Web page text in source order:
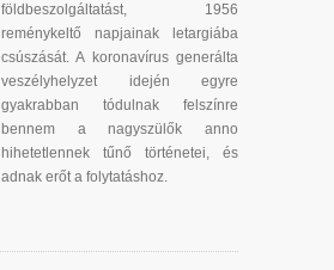
földbeszolgáltatást, 1956
reménykeltő napjainak letargiába
csúszását. A koronavírus generálta
veszélyhelyzet idején egyre
gyakrabban tódulnak felszínre
bennem a nagyszülők anno
hihetetlennek tűnő történetei, és
adnak erőt a folytatáshoz.